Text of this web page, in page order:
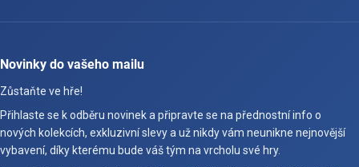
Novinky do vašeho mailu
Zůstaňte ve hře!
Přihlaste se k odběru novinek a připravte se na přednostní info o
nových kolekcích, exkluzivní slevy a už nikdy vám neunikne nejnovější
vybavení, díky kterému bude váš tým na vrcholu své hry.